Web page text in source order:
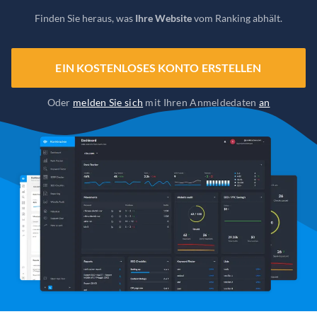
Finden Sie heraus, was Ihre Websitevom Ranking abhält.
EIN KOSTENLOSES KONTO ERSTELLEN
Oder melden Sie sich mit Ihren Anmeldedaten an